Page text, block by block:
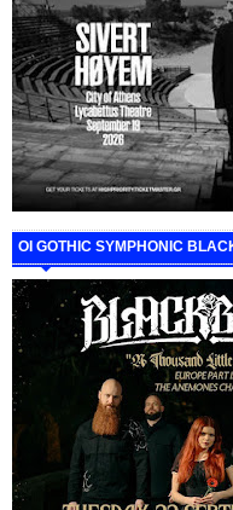
ΟΙ GOTHIC SYMPHONIC